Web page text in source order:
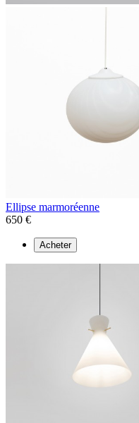
Ellipse marmoréenne
650 €
Acheter